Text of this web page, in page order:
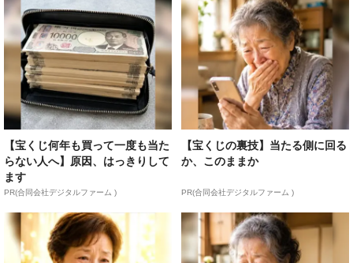
【宝くじ何年も買って一度も当た
らない人へ】原因、はっきりして
ます
PR(合同会社デジタルファーム )
【宝くじの裏技】当たる側に回る
か、このままか
PR(合同会社デジタルファーム )